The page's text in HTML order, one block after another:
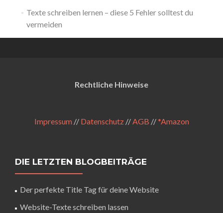
Texte schreiben lernen – diese 5 Fehler solltest du
vermeiden
Rechtliche Hinweise
Impressum// Datenschutz//AGB //*Amazon
DIE LETZTEN BLOGBEITRÄGE
Der perfekte Title Tag für deine Website
Website-Texte schreiben lassen